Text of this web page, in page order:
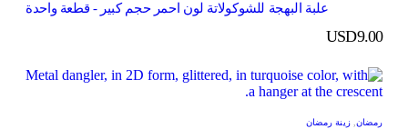
علبة البهجة للشوكولاتة لون احمر حجم كبير - قطعة واحدة
USD9.00
رمضان,زينة رمضان